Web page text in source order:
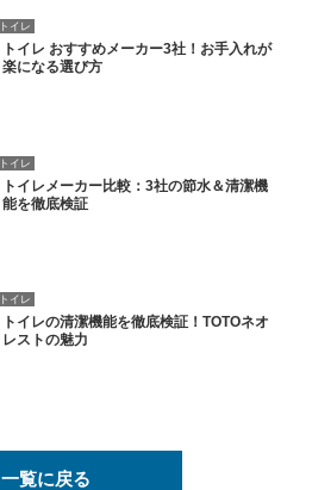
トイレ
トイレ おすすめメーカー3社！お手入れが
楽になる選び方
トイレ
トイレメーカー比較：3社の節水＆清潔機
能を徹底検証
トイレ
トイレの清潔機能を徹底検証！TOTOネオ
レストの魅力
一覧に戻る